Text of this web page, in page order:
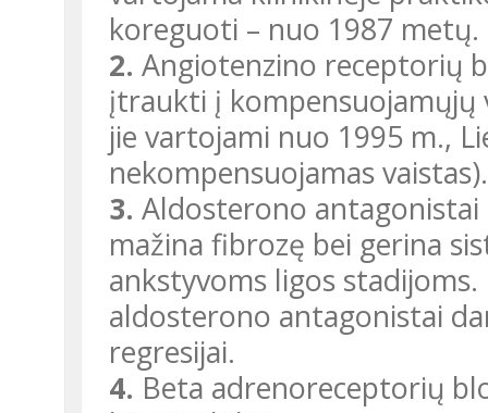
koreguoti – nuo 1987 metų.
2. Angiotenzino receptorių
įtraukti į kompensuojamųjų
jie vartojami nuo 1995 m.,
nekompensuojamas vaistas).
3. Aldosterono
mažina fibrozę bei gerina
ankstyvoms ligos
aldosterono antagonistai
regresijai.
4. Beta adrenoreceptorių